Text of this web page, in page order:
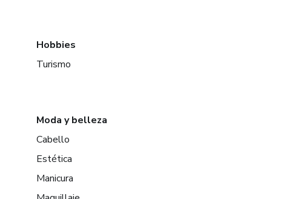
Hobbies
Turismo
Moda y belleza
Cabello
Estética
Manicura